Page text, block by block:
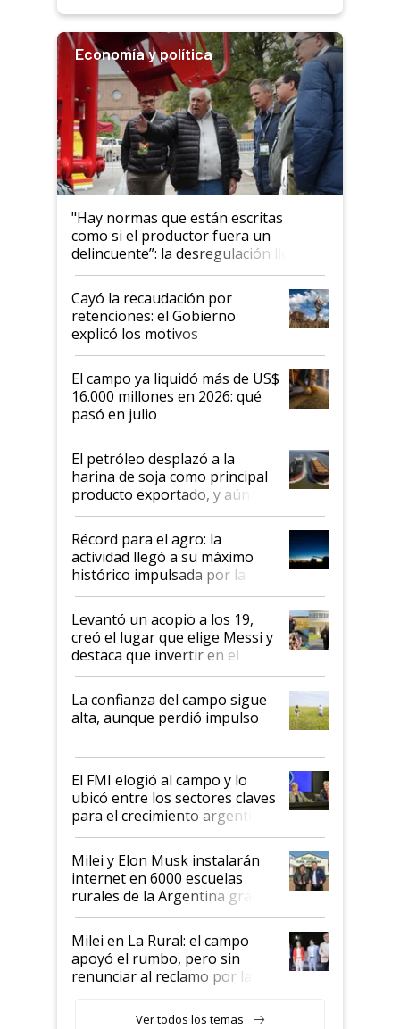
Economía y política
"Hay normas que están escritas
como si el productor fuera un
delincuente”: la desregulación llegó
al Congreso Aapresid y hasta se
habló del financiamiento al IPCVA
Cayó la recaudación por
retenciones: el Gobierno
explicó los motivos
El campo ya liquidó más de US$
16.000 millones en 2026: qué
pasó en julio
El petróleo desplazó a la
harina de soja como principal
producto exportado, y aún así
el agro aportó casi seis de cada
diez dólares y sostuvo el
liderazgo en un semestre
récord
Récord para el agro: la
actividad llegó a su máximo
histórico impulsada por la
cosecha y las exportaciones
Levantó un acopio a los 19,
creó el lugar que elige Messi y
destaca que invertir en el
kirchnerismo era como "darle
plata a un hijo para droga":
Juan Félix Rossetti, el libertario
que de una dura crisis salió
de Milei
La confianza del campo sigue
alta, aunque perdió impulso
El FMI elogió al campo y lo
ubicó entre los sectores claves
para el crecimiento argentino
Milei y Elon Musk instalarán
internet en 6000 escuelas
rurales de la Argentina gracias
a un acuerdo con Starlink
Milei en La Rural: el campo
apoyó el rumbo, pero sin
renunciar al reclamo por las
Ver todos los temas